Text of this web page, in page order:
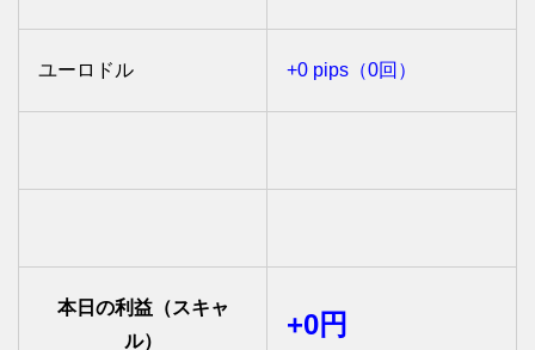
ユーロドル +0 pips（0回）
本日の利益（スキャ
ル）
+0円